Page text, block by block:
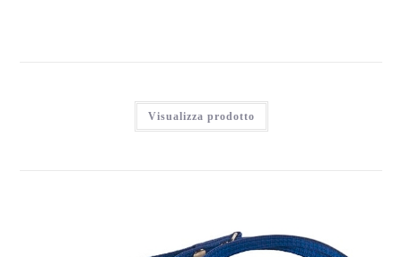
Visualizza prodotto